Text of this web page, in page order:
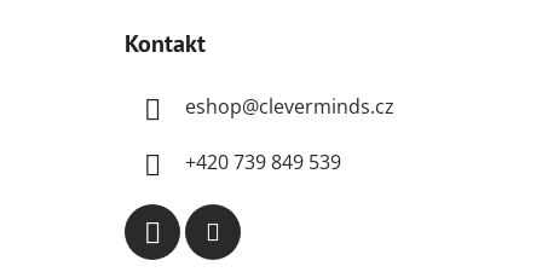
Kontakt
eshop@cleverminds.cz
+420 739 849 539